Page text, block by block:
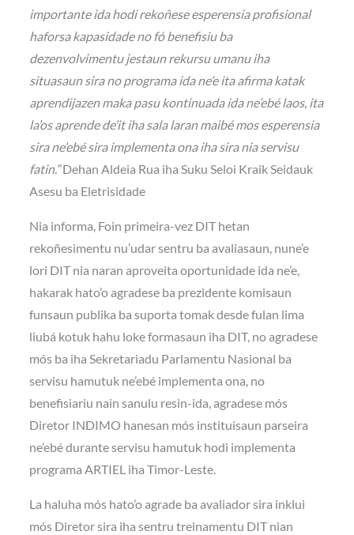
importante ida hodi rekoñese esperensia profisional
haforsa kapasidade no fó benefisiu ba
dezenvolvimentu jestaun rekursu umanu iha
situasaun sira no programa ida ne’e ita afirma katak
aprendijazen maka pasu kontinuada ida ne’ebé laos, ita
la’os aprende de’it iha sala laran maibé mos esperensia
sira ne’ebé sira implementa ona iha sira nia servisu
fatin.”Dehan Aldeia Rua iha Suku Seloi Kraik Seidauk
Asesu ba Eletrisidade
Nia informa, Foin primeira-vez DIT hetan
rekoñesimentu nu’udar sentru ba avaliasaun, nune’e
lori DIT nia naran aproveita oportunidade ida ne’e,
hakarak hato’o agradese ba prezidente komisaun
funsaun publika ba suporta tomak desde fulan lima
liubá kotuk hahu loke formasaun iha DIT, no agradese
mós ba iha Sekretariadu Parlamentu Nasional ba
servisu hamutuk ne’ebé implementa ona, no
benefisiariu nain sanulu resin-ida, agradese mós
Diretor INDIMO hanesan mós instituisaun parseira
ne’ebé durante servisu hamutuk hodi implementa
programa ARTIEL iha Timor-Leste.
La haluha mós hato’o agrade ba avaliador sira inklui
mós Diretor sira iha sentru treinamentu DIT nian